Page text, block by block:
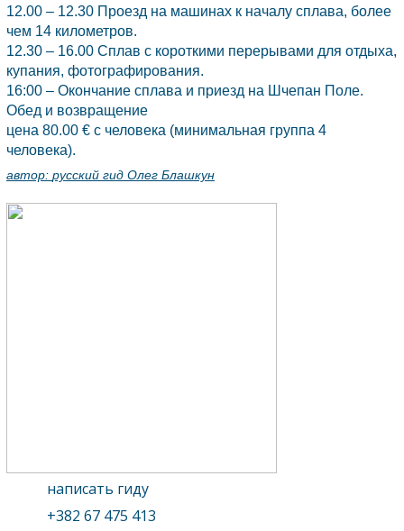
12.00 – 12.30 Проезд на машинах к началу сплава, более
чем 14 километров.
12.30 – 16.00 Сплав с короткими перерывами для отдыха,
купания, фотографирования.
16:00 – Окончание сплава и приезд на Шчепан Поле.
Обед и возвращение
цена 80.00 € с человека (минимальная группа 4
человека).
автор: русский гид Олег Блашкун
написать гиду
+382 67 475 413